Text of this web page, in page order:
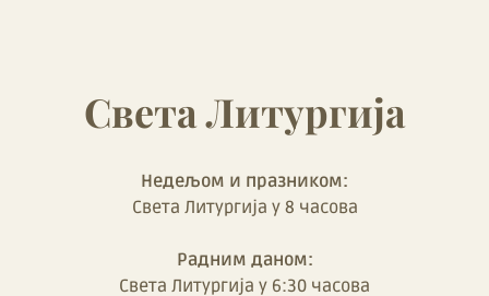
Света Литургија
Недељом и празником:
Света Литургија у 8 часова
Радним даном:
Света Литургија у 6:30 часова